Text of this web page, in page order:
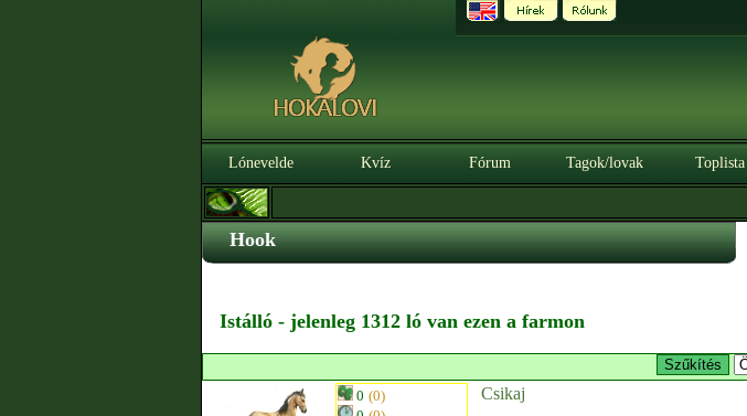
Lónevelde Kvíz Fórum Tagok/lovak Toplista
Hook
Istálló - jelenleg 1312 ló van ezen a farmon
0 (0)
Csikaj